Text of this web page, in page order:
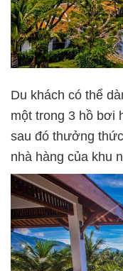
Du khách có thể
một trong 3 hồ bơi
sau đó thưởng
nhà hàng của khu